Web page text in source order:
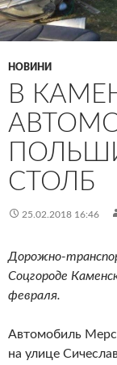
НОВИНИ
В
СТОЛБ
25.02.2018 16:46
Дорожно-
Соцгороде
февраля.
Автомобиль
на улице